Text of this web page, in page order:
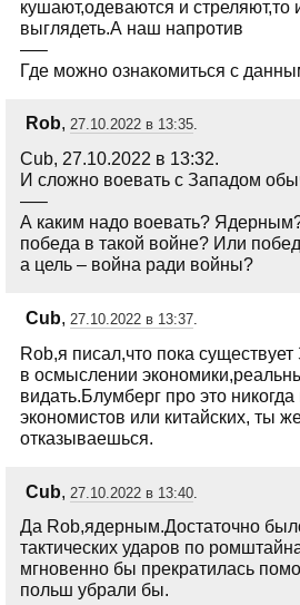
кушают,одеваются и стреляют,то
выглядеть.А наш напротив
—–
Где можно ознакомиться с
Rob, 27.10.2022 в 13:35.
Cub, 27.10.2022 в 13:32.
И сложно воевать с Западом
—–
А каким надо воевать?
победа в такой войне? Или
а цель – война ради войны?
Cub, 27.10.2022 в 13:37.
Rob,я писал,что пока
в осмыслении
видать.Блумберг про это
экономистов или китайских, ты
отказываешься.
Cub 27.10.2022 в 13:40.
Да Rob,ядерным.Достаточно
тактических ударов по
мгновенно бы прекратилась
польш убрали бы.